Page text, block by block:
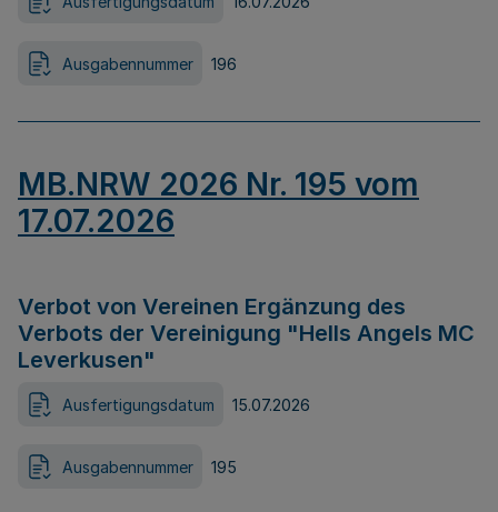
Ausgabennummer 196
MB.NRW 2026 Nr. 195 vom
17.07.2026
Verbot von Vereinen Ergänzung des
Verbots der Vereinigung "Hells Angels MC
Leverkusen"
Ausfertigungsdatum 15.07.2026
Ausgabennummer 195